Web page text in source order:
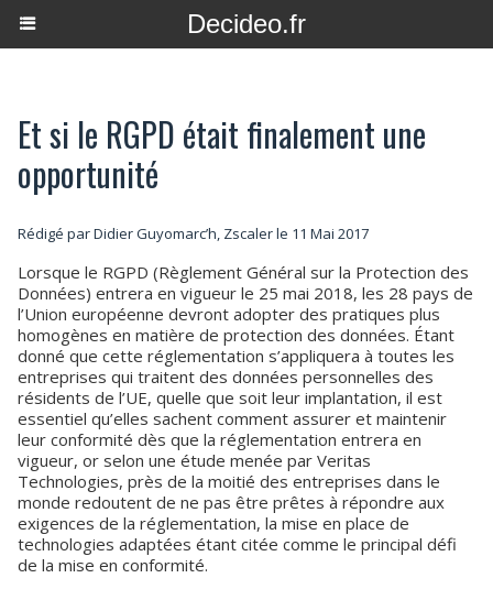
Decideo.fr
Et si le RGPD était finalement une
opportunité
Rédigé par Didier Guyomarc’h, Zscaler le 11 Mai 2017
Lorsque le RGPD (Règlement Général sur la Protection des
Données) entrera en vigueur le 25 mai 2018, les 28 pays de
l’Union européenne devront adopter des pratiques plus
homogènes en matière de protection des données. Étant
donné que cette réglementation s’appliquera à toutes les
entreprises qui traitent des données personnelles des
résidents de l’UE, quelle que soit leur implantation, il est
essentiel qu’elles sachent comment assurer et maintenir
leur conformité dès que la réglementation entrera en
vigueur, or selon une étude menée par Veritas
Technologies, près de la moitié des entreprises dans le
monde redoutent de ne pas être prêtes à répondre aux
exigences de la réglementation, la mise en place de
technologies adaptées étant citée comme le principal défi
de la mise en conformité.